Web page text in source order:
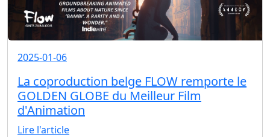
2025-01-06
La coproduction belge FLOW remporte le
GOLDEN GLOBE du Meilleur Film
d'Animation
Lire l'article